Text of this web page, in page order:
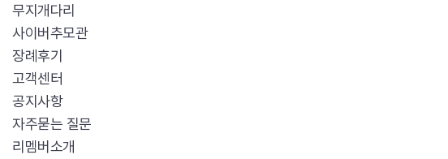
무지개다리
사이버추모관
장례후기
고객센터
공지사항
자주묻는 질문
리멤버소개